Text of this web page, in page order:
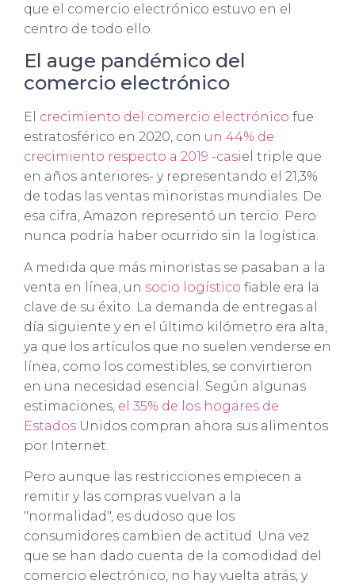
que el comercio electrónico estuvo en el
centro de todo ello.
El auge pandémico del
comercio electrónico
El crecimiento del comercio electrónico fue
estratosférico en 2020, con un 44% de
crecimiento respecto a 2019 -casiel triple que
en años anteriores- y representando el 21,3%
de todas las ventas minoristas mundiales. De
esa cifra, Amazon representó un tercio. Pero
nunca podría haber ocurrido sin la logística.
A medida que más minoristas se pasaban a la
venta en línea, un socio logístico fiable era la
clave de su éxito. La demanda de entregas al
día siguiente y en el último kilómetro era alta,
ya que los artículos que no suelen venderse en
línea, como los comestibles, se convirtieron
en una necesidad esencial. Según algunas
estimaciones, el 35% de los hogares de
Estados Unidos compran ahora sus alimentos
por Internet.
Pero aunque las restricciones empiecen a
remitir y las compras vuelvan a la
"normalidad", es dudoso que los
consumidores cambien de actitud. Una vez
que se han dado cuenta de la comodidad del
comercio electrónico, no hay vuelta atrás, y